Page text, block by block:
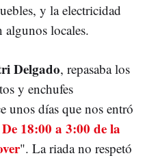
y la electricidad
algunos locales.
Delgado, repasaba los
y enchufes
unos días que nos entró
De 18:00 a 3:00 de la
". La riada no respetó